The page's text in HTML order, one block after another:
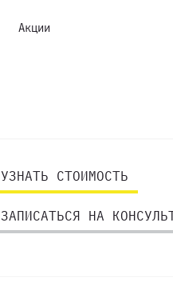
Акции
УЗНАТЬ СТОИМОСТЬ
ЗАПИСАТЬСЯ НА